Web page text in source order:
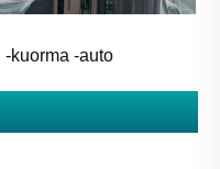
kuorma -auto